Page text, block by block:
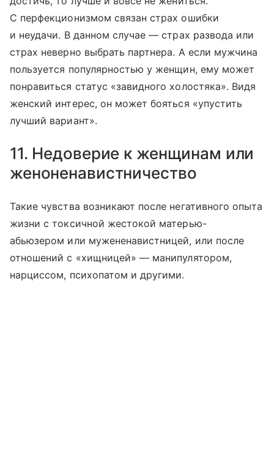
С перфекционизмом связан страх ошибки
и неудачи. В данном случае — страх развода или
страх неверно выбрать партнера. А если мужчина
пользуется популярностью у женщин, ему может
понравиться статус «завидного холостяка». Видя
женский интерес, он может бояться «упустить
лучший вариант».
11. Недоверие к женщинам или
женоненавистничество
Такие чувства возникают после негативного опыта
жизни с токсичной жестокой матерью-
абьюзером или мужененавистницей, или после
отношений с «хищницей» — манипулятором,
нарциссом, психопатом и другими.